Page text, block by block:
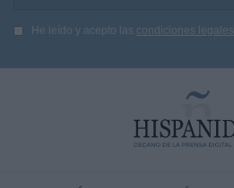
He leído y acepto las condiciones legales